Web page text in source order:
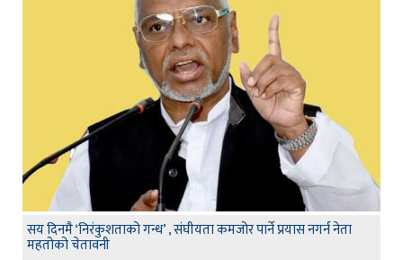
सय दिनमै ‘निरंकुशताको गन्ध’ , संघीयता कमजोर पार्ने प्रयास नगर्न नेता
महतोको चेतावनी